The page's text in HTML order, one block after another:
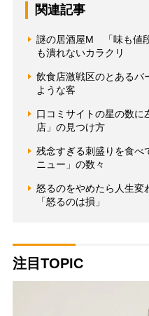
関連記事
謎の居酒屋M 「味も値
も潰れないカラクリ
飲食店激戦区のとあるバ
ような客
口コミサイトの星の数に
店」の見つけ方
残念すぎる刺盛りを食べ
ニュー」の数々
怒るのをやめたら人生
「怒るのは損」
注目TOPIC